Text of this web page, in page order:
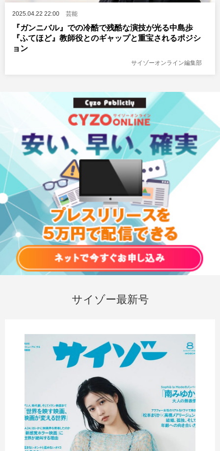
2025.04.22 22:00 芸能
『ガンニバル』での冷酷で残酷な演技が光る中島歩
『ふてほど』教師役とのギャップと重宝されるポジシ
ョン
サイゾーオンライン編集部
サイゾー最新号